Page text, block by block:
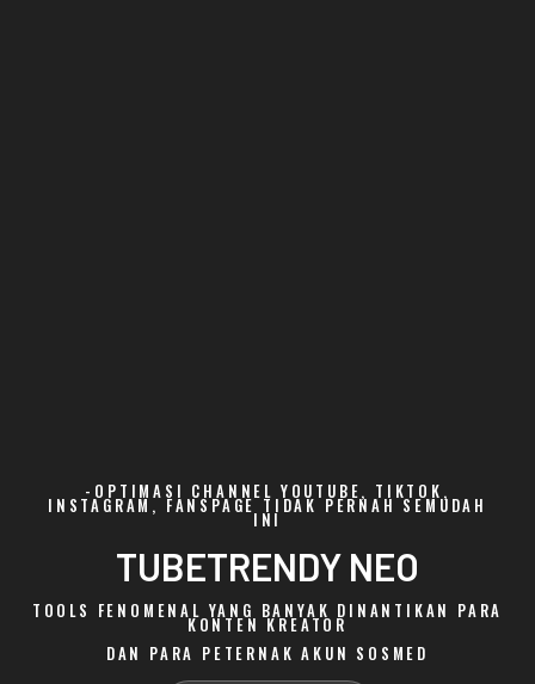
-OPTIMASI CHANNEL YOUTUBE, TIKTOK,
INSTAGRAM, FANSPAGE TIDAK PERNAH SEMUDAH
INI
TUBETRENDY NEO
TOOLS FENOMENAL YANG BANYAK DINANTIKAN PARA
KONTEN KREATOR
DAN PARA PETERNAK AKUN SOSMED